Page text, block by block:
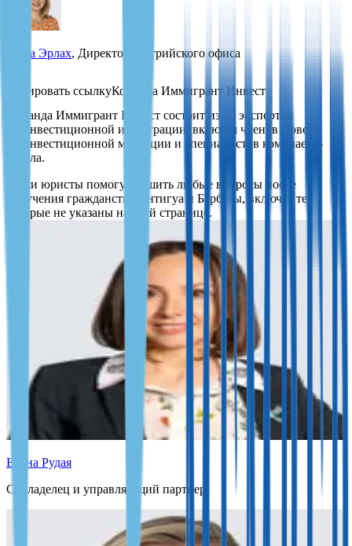
Злата Эрлах, Директор австрийского офиса
Команда Иммигрант Инвест
Команда Иммигрант Инвест состоит из 70 экспертов
по инвестиционной иммиграции, включая членов Совета
по инвестиционной миграции и специалистов комплаенс-
отдела.
Наши юристы помогут решить любые вопросы после
получения гражданства Антигуа и Барбуды, включая те,
которые не указаны на этой странице.
Елена Рудая
Совладелец и управляющий партнер